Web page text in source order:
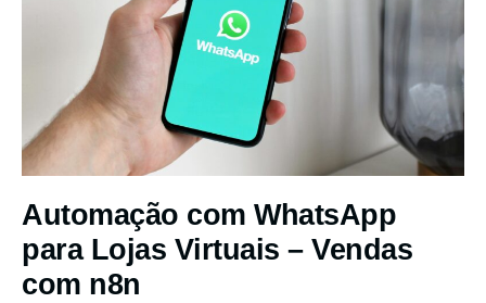
Automação com WhatsApp
para Lojas Virtuais – Vendas
com n8n